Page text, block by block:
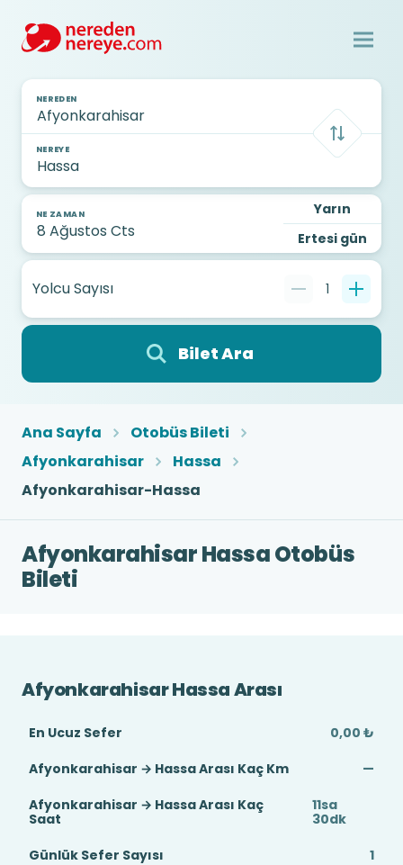
NEREDEN
NEREYE
NE ZAMAN
Yarın
Ertesi gün
Yolcu Sayısı 1
Bilet Ara
Ana Sayfa
Otobüs Bileti
Afyonkarahisar
Hassa
Afyonkarahisar-Hassa
Afyonkarahisar Hassa Otobüs
Bileti
Afyonkarahisar Hassa Arası
En Ucuz Sefer
0,00 ₺
Afyonkarahisar → Hassa Arası Kaç Km
—
Afyonkarahisar → Hassa Arası Kaç
Saat
11sa
30dk
Günlük Sefer Sayısı
1